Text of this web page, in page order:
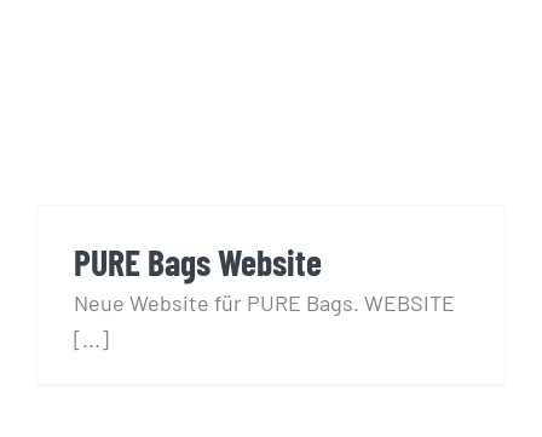
PURE Bags Website
Neue Website für PURE Bags. WEBSITE
[...]